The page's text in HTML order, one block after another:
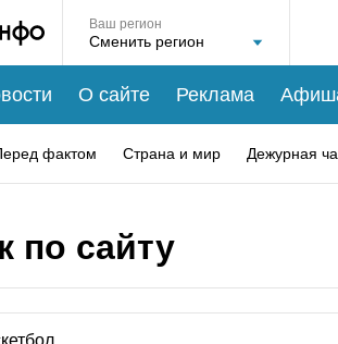
Ваш регион
О сайте Реклама
фактом Страна и мир Дежурная
по сайту